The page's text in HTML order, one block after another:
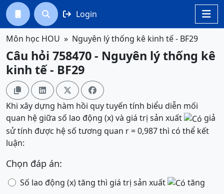

  Login
Môn học HOU Nguyên lý thống kê kinh tế - BF29
Câu hỏi 758470 - Nguyên lý thống kê
kinh tế - BF29
   
Khi xây dựng hàm hồi quy tuyến tính biểu diễn mối
quan hệ giữa số lao động (x) và giá trị sản xuất
giả
sử tính được hệ số tương quan r = 0,987 thì có thể kết
luận:
Chọn đáp án:
Số lao động (x) tăng thì giá trị sản xuất
tăng